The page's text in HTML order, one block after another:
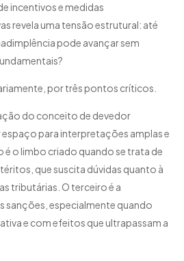
incentivos e medidas
revela uma tensão estrutural: até
pode avançar sem
por três pontos críticos.
do conceito de devedor
para interpretações amplas e
é o limbo criado quando se trata de
que suscita dúvidas quanto à
tributárias. O terceiro é a
sanções, especialmente quando
e com efeitos que ultrapassam a